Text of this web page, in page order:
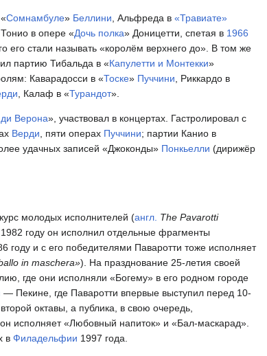
Сомнамбуле» Беллини, Альфреда в «Травиате»
в опере «Дочь полка» Доницетти, спетая в 1966
его стали называть «королём верхнего до». В том же
партию Тибальда в «Капулетти и Монтекки»
Каварадосси в «Тоске» Пуччини, Риккардо в
, Калаф в «Турандот».
Верона», участвовал в концертах. Гастролировал с
Верди, пяти операх Пуччини; партии Канио в
удачных записей «Джоконды» Понкьелли (дирижёр
молодых исполнителей (англ. The Pavarotti
году он исполнил отдельные фрагменты
году и с его победителями Паваротти тоже исполняет
in maschera»). На празднование 25-летия своей
где они исполняли «Богему» в его родном городе
— Пекине, где Паваротти впервые выступил перед 10-
октавы, а публика, в свою очередь,
исполняет «Любовный напиток» и «Бал-маскарад».
в Филадельфии 1997 года.